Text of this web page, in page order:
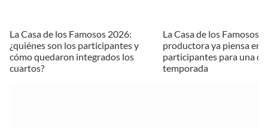
La Casa de los Famosos 2026:
¿quiénes son los participantes y
cómo quedaron integrados los
cuartos?
La Casa de los Famosos
productora ya piensa en
participantes para una
temporada